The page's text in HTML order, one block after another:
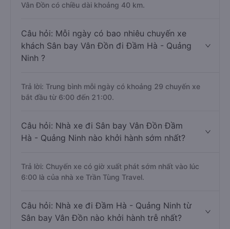
Vân Đồn có chiều dài khoảng 40 km.
Câu hỏi: Mỗi ngày có bao nhiêu chuyến xe
khách Sân bay Vân Đồn đi Đầm Hà - Quảng
Ninh ?
Trả lời: Trung bình mỗi ngày có khoảng 29 chuyến xe
bắt đầu từ 6:00 đến 21:00.
Câu hỏi: Nhà xe đi Sân bay Vân Đồn Đầm
Hà - Quảng Ninh nào khởi hành sớm nhất?
Trả lời: Chuyến xe có giờ xuất phát sớm nhất vào lúc
6:00 là của nhà xe Trần Tùng Travel.
Câu hỏi: Nhà xe đi Đầm Hà - Quảng Ninh từ
Sân bay Vân Đồn nào khởi hành trễ nhất?